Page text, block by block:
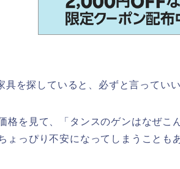
具を探していると、必ずと言ってい
格を見て、「タンスのゲンはなぜこ
ょっぴり不安になってしまうことも